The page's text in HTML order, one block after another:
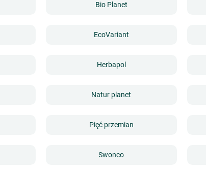
Bio Planet
EcoVariant
Herbapol
Natur planet
Pięć przemian
Swonco